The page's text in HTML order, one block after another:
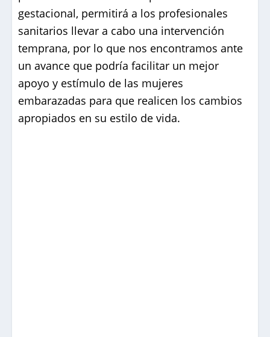
gestacional, permitirá a los profesionales
sanitarios llevar a cabo una intervención
temprana, por lo que nos encontramos ante
un avance que podría facilitar un mejor
apoyo y estímulo de las mujeres
embarazadas para que realicen los cambios
apropiados en su estilo de vida.